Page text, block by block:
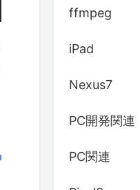
ffmpeg
iPad
Nexus7
PC開発関連
PC関連